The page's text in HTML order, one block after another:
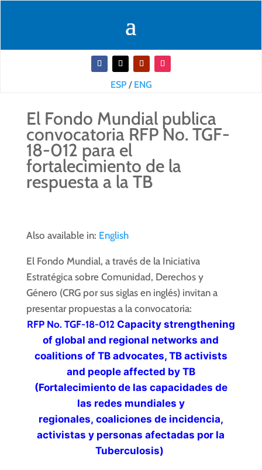
ESP/ ENG
El Fondo Mundial publica
convocatoria RFP No. TGF-
18-012 para el
fortalecimiento de la
respuesta a la TB
Also available in: English
El Fondo Mundial, a través de la Iniciativa
Estratégica sobre Comunidad, Derechos y
Género (CRG por sus siglas en inglés) invitan a
presentar propuestas a la convocatoria:
RFP No. TGF-18-012 Capacity strengthening
of global and regional networks and
coalitions of TB advocates, TB activists
and people affected by TB
(Fortalecimiento de las capacidades de
las redes mundiales y
regionales, coaliciones de incidencia,
activistas y personas afectadas por la
Tuberculosis)